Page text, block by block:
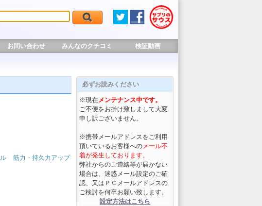
お問い合わせ みんなのクチコミ 検証動画
筋力・持久力アップ
必ずお読みください
※現在メンテナンス中です。
ご不便をお掛け致しまして大変
申し訳ございません。
※携帯メールアドレスをご利用
頂いているお客様へのメール不
着が発生しております。
弊社からのご連絡等が届かない
場合は、迷惑メール設定のご確
認、又はＰＣメールアドレスの
ご検討を何卒お願い致します。
設定方法はこちら